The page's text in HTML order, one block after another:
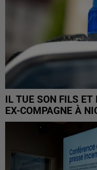
IL TUE SON FILS
EX-COMPAGNE À